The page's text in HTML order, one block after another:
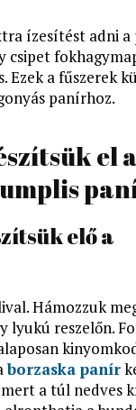
ízesítést adni
csipet
Ezek a fűszerek
panírhoz.
el a
elő a
Hámozzuk
lyukú reszelőn.
borzaska panír
a túl nedves